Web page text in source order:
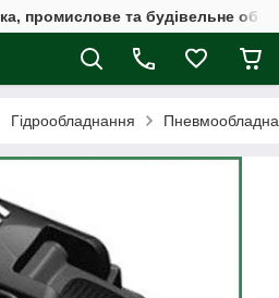
промислове та будівельне
Гідрообладнання